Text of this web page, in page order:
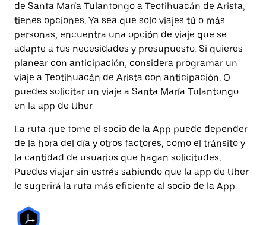
de Santa María Tulantongo a Teotihuacán de Arista,
tienes opciones. Ya sea que solo viajes tú o más
personas, encuentra una opción de viaje que se
adapte a tus necesidades y presupuesto. Si quieres
planear con anticipación, considera programar un
viaje a Teotihuacán de Arista con anticipación. O
puedes solicitar un viaje a Santa María Tulantongo
en la app de Uber.
La ruta que tome el socio de la App puede depender
de la hora del día y otros factores, como el tránsito y
la cantidad de usuarios que hagan solicitudes.
Puedes viajar sin estrés sabiendo que la app de Uber
le sugerirá la ruta más eficiente al socio de la App.